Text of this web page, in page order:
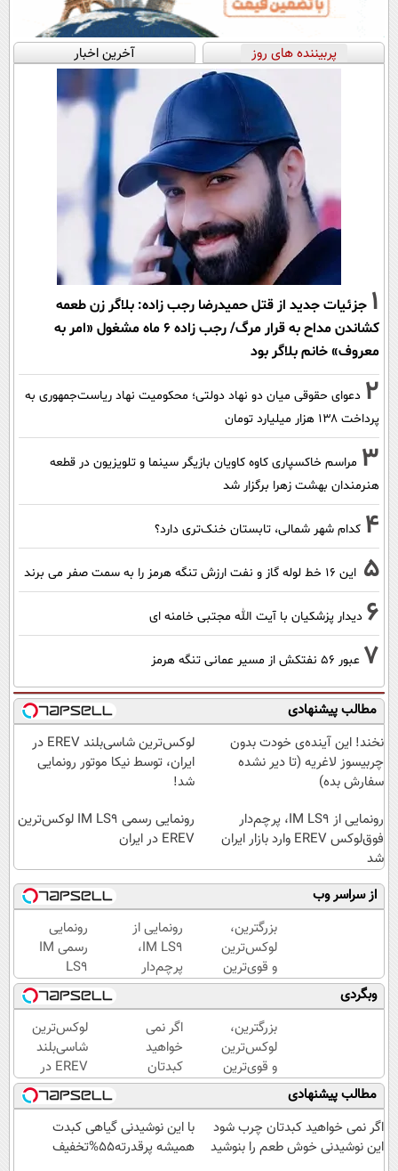
پربیننده های روز آخرین اخبار
1 جزئیات جدید از قتل حمیدرضا رجب زاده: بلاگر زن طعمه
کشاندن مداح به قرار مرگ/ رجب زاده 6 ماه مشغول «امر به
معروف» خانم بلاگر بود
2 دعوای حقوقی میان دو نهاد دولتی؛ محکومیت نهاد ریاست‌جمهوری به
پرداخت ۱۳۸ هزار میلیارد تومان
3 مراسم خاکسپاری کاوه کاویان بازیگر سینما و تلویزیون در قطعه
هنرمندان بهشت زهرا برگزار شد
4 کدام شهر شمالی، تابستان خنک‌تری دارد؟
5 این 16 خط لوله گاز و نفت ارزش تنگه هرمز را به سمت صفر می برند
6 دیدار پزشکیان با آیت الله مجتبی خامنه ای
7 عبور ۵۶ نفتکش از مسیر عمانی تنگه هرمز
مطالب پیشنهادی
نخند! این آینده‌ی خودت بدون
چربیسوز لاغریه (تا دیر نشده
سفارش بده)
لوکس‌ترین شاسی‌بلند EREV در
ایران، توسط نیکا موتور رونمایی
شد!
رونمایی از IM LS9، پرچم‌دار
فوق‌لوکس EREV وارد بازار ایران
شد
رونمایی رسمی IM LS9 لوکس‌ترین
EREV در ایران
از سراسر وب
بزرگترین،
لوکس‌ترین
و قوی‌ترین
شاسی بلند
EREV در
در ایران
رونمایی
شد
رونمایی از
IM LS9،
پرچم‌دار
فوق‌لوکس
EREV
وارد بازار
ایران شد
رونمایی
رسمی IM
LS9
لوکس‌ترین
EREV در
ایران
وبگردی
بزرگترین،
لوکس‌ترین
و قوی‌ترین
شاسی بلند
EREV در
در ایران
رونمایی
اگر نمی
خواهید
کبدتان
چرب
شود این
نوشیدنی
خوش
لوکس‌ترین
شاسی‌بلند
EREV در
ایران،
توسط نیکا
موتور
رونمایی
مطالب پیشنهادی
اگر نمی خواهید کبدتان چرب شود
این نوشیدنی خوش طعم را بنوشید
با این نوشیدنی گیاهی کبدت
همیشه پرقدرته55%تخفیف